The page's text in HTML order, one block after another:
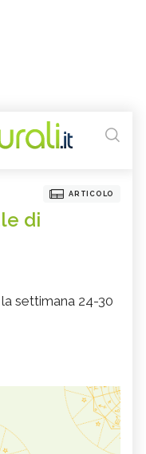
ARTICOLO
di
settimana 24-30